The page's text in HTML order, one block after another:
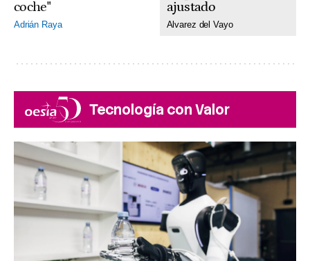
coche"
Adrián Raya
ajustado
Alvarez del Vayo
Tecnología con Valor